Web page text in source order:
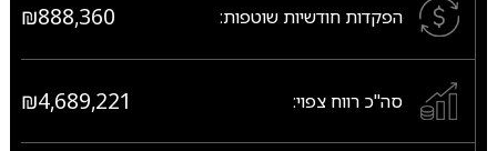
הפקדות חודשיות שוטפות: ₪888,360
סה"כ רווח צפוי: ₪4,689,221